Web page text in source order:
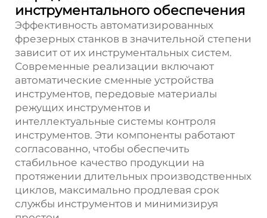
инструментального обеспечения
Эффективность автоматизированных
фрезерных станков в значительной степени
зависит от их инструментальных систем.
Современные реализации включают
автоматические сменные устройства
инструментов, передовые материалы
режущих инструментов и
интеллектуальные системы контроля
инструментов. Эти компоненты работают
согласованно, чтобы обеспечить
стабильное качество продукции на
протяжении длительных производственных
циклов, максимально продлевая срок
службы инструментов и минимизируя